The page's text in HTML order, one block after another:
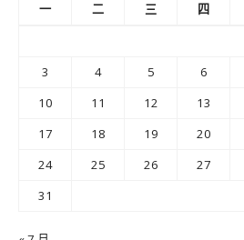
一
二 三 四
3
4 5 6
10
11 12 13
17
18 19 20
24
25 26 27
31